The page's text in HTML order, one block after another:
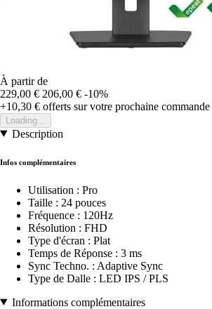
À partir de
229,00 € 206,00 € -10%
+10,30 € offerts sur votre prochaine commande
Loading...
Description
Infos complémentaires
Utilisation : Pro
Taille : 24 pouces
Fréquence : 120Hz
Résolution : FHD
Type d'écran : Plat
Temps de Réponse : 3 ms
Sync Techno. : Adaptive Sync
Type de Dalle : LED IPS / PLS
Informations complémentaires